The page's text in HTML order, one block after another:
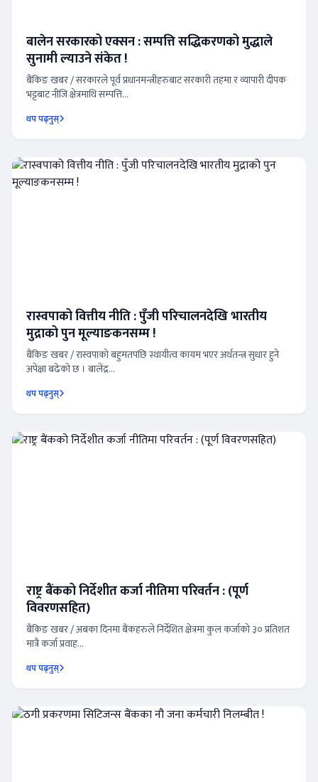
बालेन सरकारको एक्सन : सम्पत्ति सद्धिकरणको मुद्धाले
सुनामी ल्याउने संकेत !
बैंकिङ खबर / सरकारले पूर्व प्रधानमन्त्रीहरुबाट सरकारी तहमा र व्यापारी दीपक
भट्टबाट नीजि क्षेत्रमाथि सम्पत्ति...
थप पढ्नुस्
रास्वपाको वित्तीय नीति : पुँजी परिचालनदेखि भारतीय
मुद्राको पुन मूल्याङकनसम्म !
बैंकिङ खबर / रास्वपाको बहुमतपछि स्थायीत्व कायम भएर अर्थतन्त्र सुधार हुने
अपेक्षा बढेको छ । बालेंद्र...
थप पढ्नुस्
राष्ट्र बैंकको निर्देशीत कर्जा नीतिमा परिवर्तन : (पूर्ण
विवरणसहित)
बैंकिङ खबर / अबका दिनमा बैंकहरुले निर्देशित क्षेत्रमा कुल कर्जाको ३० प्रतिशत
मात्रै कर्जा प्रवाह...
थप पढ्नुस्